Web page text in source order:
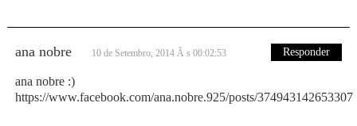
ana nobre 10 de Setembro, 2014 Ã s 00:02:53 Responder
ana nobre :)
https://www.facebook.com/ana.nobre.925/posts/374943142653307